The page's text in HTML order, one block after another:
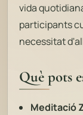
vida
participants
necessitat
Què pots
Meditació